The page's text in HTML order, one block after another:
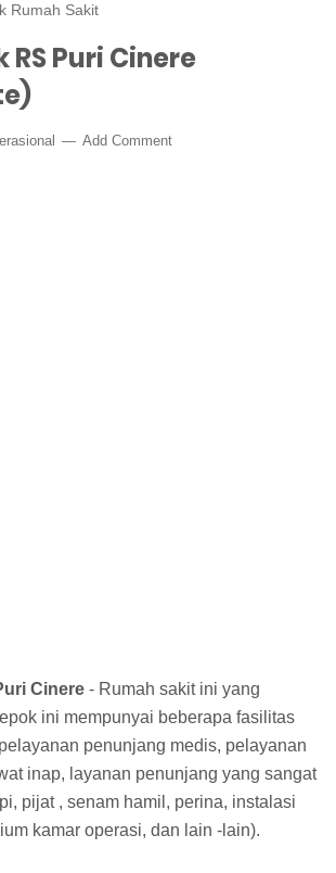
Rumah Sakit
RS Puri Cinere
Add Comment
Cinere - Rumah sakit ini yang
ini mempunyai beberapa fasilitas
penunjang medis, pelayanan
inap, layanan penunjang yang sangat
pijat , senam hamil, perina, instalasi
kamar operasi, dan lain -lain).